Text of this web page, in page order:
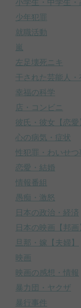
小学生・中学生・
少年犯罪
就職活動
嵐
左足壊死ニキ
干された芸能人・
幸福の科学
店・コンビニ
彼氏・彼女【恋愛
心の病気・症状
性犯罪・わいせつ
恋愛・結婚
情報番組
愚痴・激怒
日本の政治・経済
日本の映画【邦画
旦那・嫁【夫婦】
映画
映画の感想・情報
暴力団・ヤクザ
暴行事件